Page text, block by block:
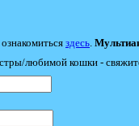
здесь
любимой кошки -